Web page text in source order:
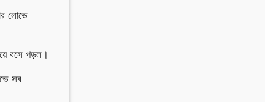
লোভে
বসে পড়ল।
সব